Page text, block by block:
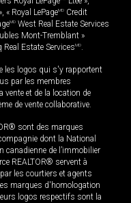
», « Royal LePageMD Credit
MD West Real Estate Services
Mont-Tremblant »
Estate ServicesMD.
les logos qui s'y rapportent
par les membres
vente et de la location de
de vente collaborative.
sont des marques
dont la National
de l’immobilier
REALTOR® servent à
les courtiers et agents
marques d'homologation
logos respectifs sont la